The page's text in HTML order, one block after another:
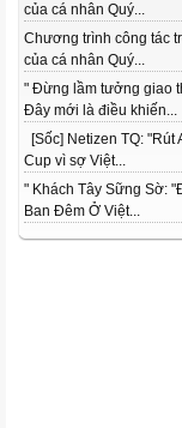
của cá nhân Quý...
Chương trình công tác
của cá nhân Quý...
" Đừng lầm tưởng giao
Đây mới là điều khiến...
[Sốc] Netizen TQ: "Rút
Cup vì sợ Việt...
" Khách Tây Sững Sờ:
Ban Đêm Ở Việt...